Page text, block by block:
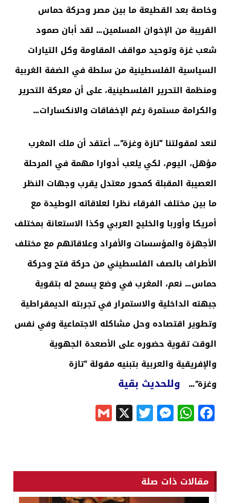
وخاصة بعد القطيعة ما بين مصر وحركة حماس
القريبة من الإخوان المسلمين… لقد أبان صمود
شعب غزة وتوحيد مواقف المقاومة وكل التيارات
السياسية الفلسطينية من سلطة في الضفة الغربية
ومنظمة التحرير الفلسطينية، على أن معركة التحرير
والكرامة مستمرة رغم الإخفاقات والانكسارات…
لنعد لمقولتنا “تازة وغزة”… أعتقد أن ملك المغرب
مؤهل، اليوم، لكي يلعب أدوارا مهمة في المرحلة
العصيبة المقبلة كمحور معتدل يقرب وجهات النظر
ما بين مختلف الفرقاء نظرا لعلاقاته الوطيدة مع
أمريكا وأوربا والخليج العربي وكذا الاستعانة بمختلف
الأجهزة والمؤسسات والأفراد وعلاقاتهم مع مختلف
الأطراف بالصف الفلسطيني من حركة فتح وحركة
حماس… نعم، المغرب في وضع يسمح له بتقوية
جبهته الداخلية والاستمرار في تجربته الديمقراطية
وتطوير اقتصاده وحل مشاكله الاجتماعية وفي نفس
الوقت تقوية حضوره على الأصعدة الجهوية
والإفريقية والعربية بتبنيه مقولة “تازة
وغزة”… وللحديث بقية
Facebook
WhatsApp
Messenger
Twitter
X
مقالات ذات صلة